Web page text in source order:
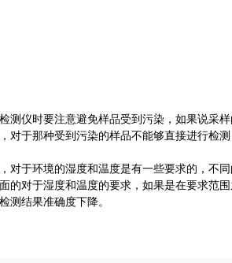
仪时要注意避免样品受到污染，如果说采样
对于那种受到污染的样品不能够直接进行检
于环境的湿度和温度是有一些要求的，不同
的对于湿度和温度的要求，如果是在要求范
测结果准确度下降。